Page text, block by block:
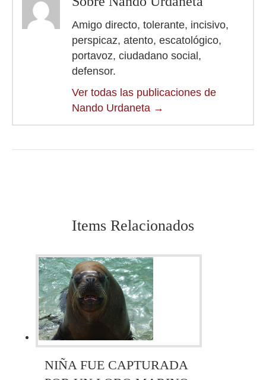
Amigo directo, tolerante, incisivo,
perspicaz, atento, escatológico,
portavoz, ciudadano social,
defensor.
Ver todas las publicaciones de
Nando Urdaneta →
Items Relacionados
NIÑA FUE CAPTURADA